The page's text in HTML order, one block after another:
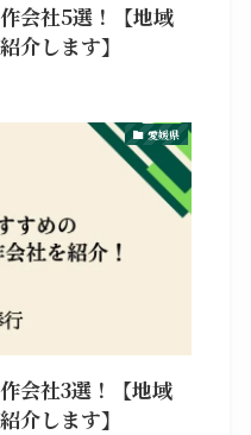
会社5選！【地域
介します】
愛媛県
会社3選！【地域
介します】